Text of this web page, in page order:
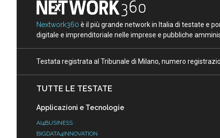
Nextwork360 è il più grande network in Italia di testate e
digitale e imprenditoriale nelle imprese e pubbliche
Testata registrata al Tribunale di Milano, numero
TUTTE LE TESTATE
Applicazioni e Tecnologie
AI4BUSINESS
BIGDATA4INNOVATION